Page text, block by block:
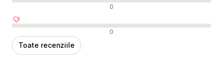
Recenzii neutre 0
Recenzii negative 0
Toate recenziile